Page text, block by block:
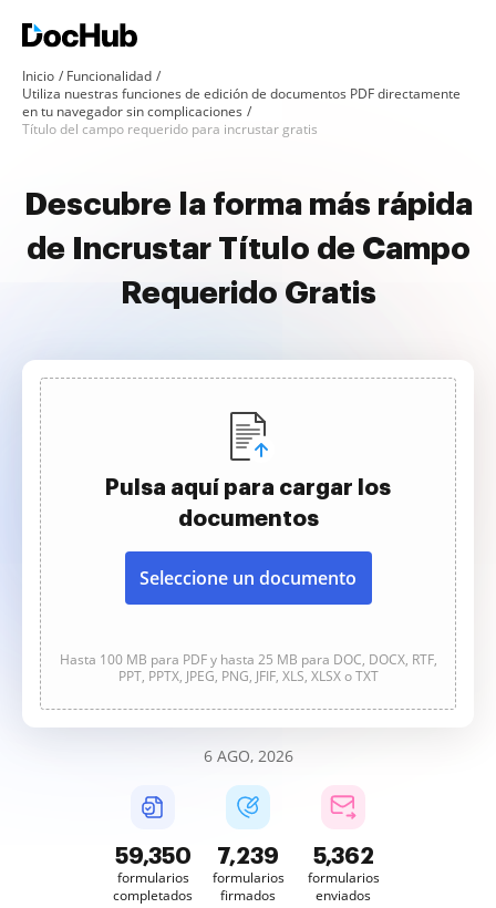
Inicio
Funcionalidad
Utiliza nuestras funciones de edición de documentos PDF directamente
en tu navegador sin complicaciones
Título del campo requerido para incrustar gratis
Descubre la forma más rápida
de Incrustar Título de Campo
Requerido Gratis
Pulsa aquí para cargar los
documentos
Seleccione un documento
Hasta 100 MB para PDF y hasta 25 MB para DOC, DOCX, RTF,
PPT, PPTX, JPEG, PNG, JFIF, XLS, XLSX o TXT
6 AGO, 2026
59,352
formularios
completados
7,239
formularios
firmados
5,362
formularios
enviados